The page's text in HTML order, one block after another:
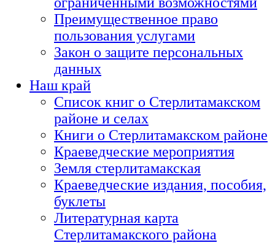
Преимущественное право
пользования услугами
Закон о защите персональных
данных
Наш край
Список книг о Стерлитамакском
районе и селах
Книги о Стерлитамакском районе
Краеведческие мероприятия
Земля стерлитамакская
Краеведческие издания, пособия,
буклеты
Литературная карта
Стерлитамакского района